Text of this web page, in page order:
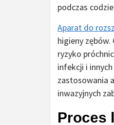
podczas
Aparat do
higieny zębów.
ryzyko
infekcji i
zastosowania
inwazyjnych
Proces